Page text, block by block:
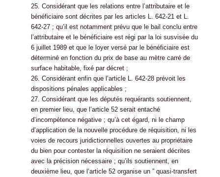
25. Considérant que les relations entre l’attributaire et le
bénéficiaire sont décrites par les articles L. 642-21 et L.
642-27 ; qu’il est notamment prévu que le bail conclu entre
l’attributaire et le bénéficiaire est régi par la loi susvisée du
6 juillet 1989 et que le loyer versé par le bénéficiaire est
déterminé en fonction du prix de base au mètre carré de
surface habitable, fixé par décret ;
26. Considérant enfin que l’article L. 642-28 prévoit les
dispositions pénales applicables ;
27. Considérant que les députés requérants soutiennent,
en premier lieu, que l’article 52 serait entaché
d’incompétence négative ; qu’à cet égard, ni le champ
d’application de la nouvelle procédure de réquisition, ni les
voies de recours juridictionnelles ouvertes au propriétaire
du bien pour contester la réquisition ne seraient décrites
avec la précision nécessaire ; qu’ils soutiennent, en
deuxième lieu, que l’article 52 organise un ” quasi-transfert